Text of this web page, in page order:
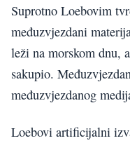
Suprotno Loebovim
međuzvjezdani
leži na morskom dnu,
sakupio.
međuzvjezdanog
Loebovi artificijalni